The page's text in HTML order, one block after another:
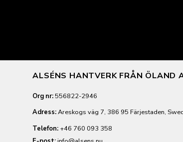
ALSÉNS HANTVERK FRÅN ÖLAND
Org nr:556822-2946
Adress:Areskogs väg 7, 386 95 Färjestaden,
Telefon: +46 760 093 358